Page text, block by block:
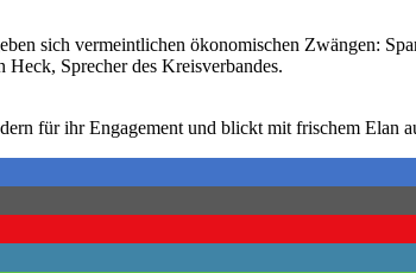
sich vermeintlichen ökonomischen Zwängen:
Heck, Sprecher des Kreisverbandes.
für ihr Engagement und blickt mit frischem Elan